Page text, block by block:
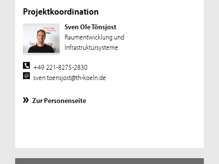
Projektkoordination
Sven Ole Tönsjost
Raumentwicklung und
Infrastruktursysteme
+49 221-8275-2830
sven.toensjost@th-koeln.de
Zur Personenseite